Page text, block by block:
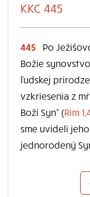
KKC 445
445 Po
Božie
ľudskej
vzkriesenia z
Boží Syn“ (Rim
sme uvideli
jednorodený